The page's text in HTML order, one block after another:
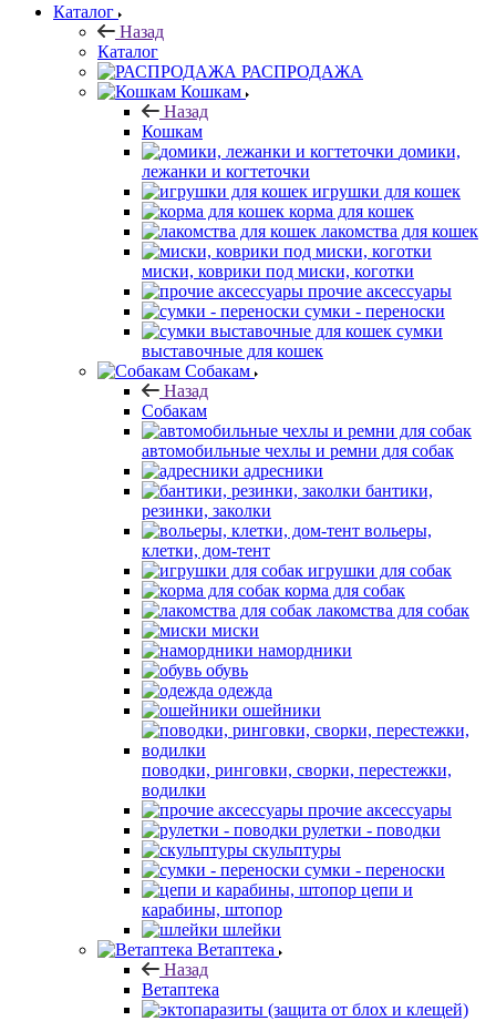
Каталог
Назад
Каталог
РАСПРОДАЖА
Кошкам
Назад
Кошкам
домики,
лежанки и когтеточки
игрушки для кошек
корма для кошек
лакомства для кошек
миски, коврики под миски, коготки
прочие аксессуары
сумки - переноски
сумки
выставочные для кошек
Собакам
Назад
Собакам
автомобильные чехлы и ремни для собак
адресники
бантики,
резинки, заколки
вольеры,
клетки, дом-тент
игрушки для собак
корма для собак
лакомства для собак
миски
намордники
обувь
одежда
ошейники
поводки, ринговки, сворки, перестежки,
водилки
прочие аксессуары
рулетки - поводки
скульптуры
сумки - переноски
цепи и
карабины, штопор
шлейки
Ветаптека
Назад
Ветаптека